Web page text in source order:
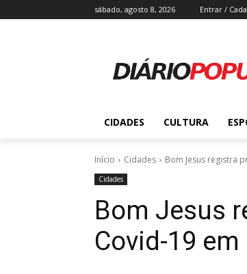
sábado, agosto 8, 2026 Entrar /
CIDADES CULTURA
Início Cidades Bom Jesus registra
Cidades
Bom Jesus
Covid-19